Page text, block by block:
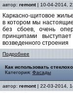
автор: remont| 10-04-2014,
Каркасно-щитовое
в котором мы
без сбоев, очень
принципами
возведенного строения
Подробнее
Как использовать
Категория: Фасады
автор: remont| 22-03-2014,